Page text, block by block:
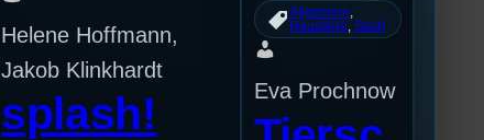
Helene Hoffmann,
Jakob Klinkhardt
splash!
Allgemein
Haustiere Stadt
Eva Prochnow